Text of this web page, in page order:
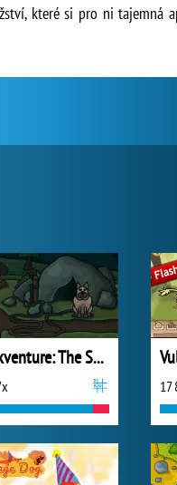
které si pro ni tajemná
Clickventure: The Secret Beneath
17